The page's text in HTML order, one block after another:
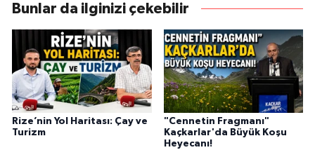
Bunlar da ilginizi çekebilir
Rize’nin Yol Haritası: Çay ve
Turizm
"Cennetin Fragmanı"
Kaçkarlar'da Büyük Koşu
Heyecanı!